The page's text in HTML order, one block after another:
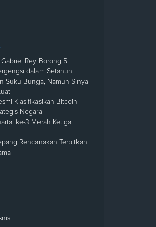
Gabriel Rey Borong 5
dalam Setahun
Suku Bunga, Namun Sinyal
Klasifikasikan Bitcoin
Negara
ke-3 Merah Ketiga
Rencanakan Terbitkan